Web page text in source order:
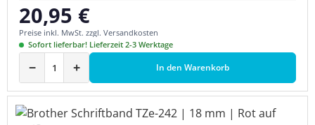
Regulärer Preis:
20,95 €
Preise inkl. MwSt. zzgl. Versandkosten
Sofort lieferbar! Lieferzeit 2-3 Werktage
− + In den Warenkorb